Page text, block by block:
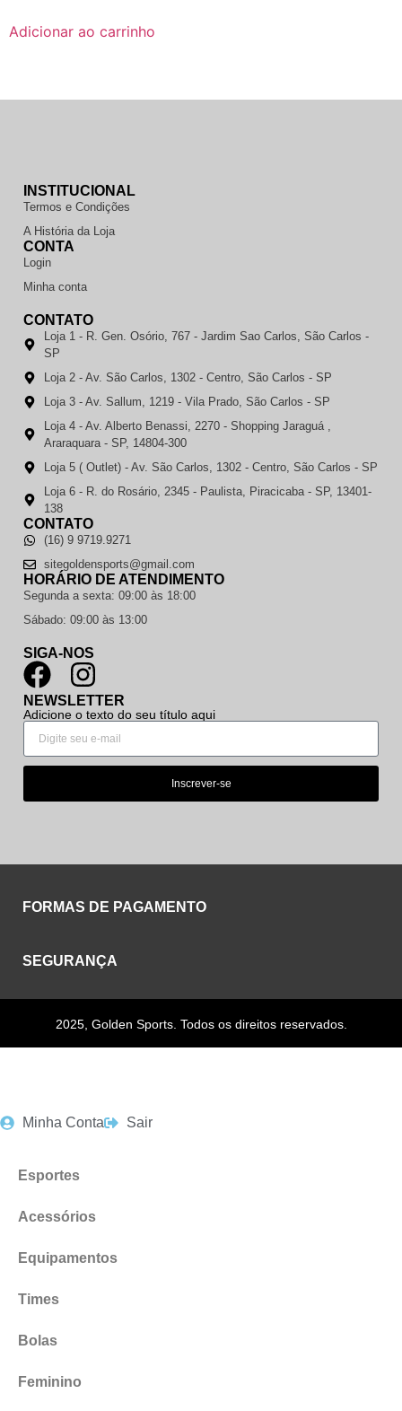
Adicionar ao carrinho
INSTITUCIONAL
Termos e Condições
A História da Loja
CONTA
Login
Minha conta
CONTATO
Loja 1 - R. Gen. Osório, 767 - Jardim Sao Carlos, São Carlos -
SP
Loja 2 - Av. São Carlos, 1302 - Centro, São Carlos - SP
Loja 3 - Av. Sallum, 1219 - Vila Prado, São Carlos - SP
Loja 4 - Av. Alberto Benassi, 2270 - Shopping Jaraguá ,
Araraquara - SP, 14804-300
Loja 5 ( Outlet) - Av. São Carlos, 1302 - Centro, São Carlos - SP
Loja 6 - R. do Rosário, 2345 - Paulista, Piracicaba - SP, 13401-
138
CONTATO
(16) 9 9719.9271
sitegoldensports@gmail.com
HORÁRIO DE ATENDIMENTO
Segunda a sexta: 09:00 às 18:00
Sábado: 09:00 às 13:00
SIGA-NOS
NEWSLETTER
Adicione o texto do seu título aqui
Inscrever-se
FORMAS DE PAGAMENTO
SEGURANÇA
2025, Golden Sports. Todos os direitos reservados.
Minha Conta Sair
Esportes
Acessórios
Equipamentos
Times
Bolas
Feminino